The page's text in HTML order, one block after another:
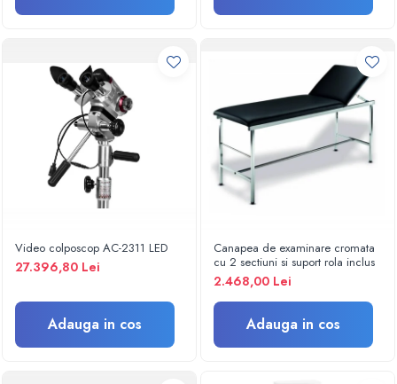
Aparatura si echipamente
Sterilizare
Casolete sterilizare
Pungi sterilizare
Indicatori sterilizare
Masini sigilat si taiat pungi
Lampi germicide
Mobilier medical
Canapele consultatii
Dulapuri instrumente/medicamente
Noptiere
Paravane
Video colposcop AC-2311 LED
27.396,80 Lei
Adauga in cos
Canapea de examinare cromata
cu 2 sectiuni si suport rola inclus
2.468,00 Lei
Adauga in cos